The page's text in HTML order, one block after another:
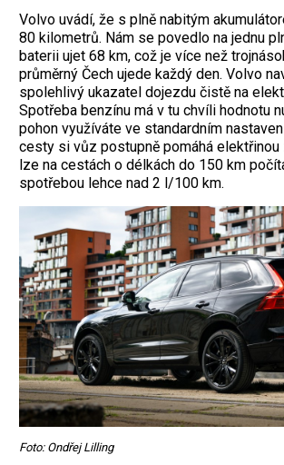
Volvo uvádí, že s plně nabitým
80 kilometrů. Nám se povedlo na jednu
baterii ujet 68 km, což je více než
průměrný Čech ujede každý den. Volvo
spolehlivý ukazatel dojezdu čistě na
Spotřeba benzínu má v tu chvíli hodnotu
pohon využíváte ve standardním
cesty si vůz postupně pomáhá elektřinou
lze na cestách o délkách do 150 km
spotřebou lehce nad 2 l/100 km.
Foto: Ondřej Lilling